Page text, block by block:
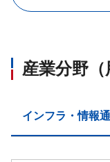
産業分野
インフラ・情報